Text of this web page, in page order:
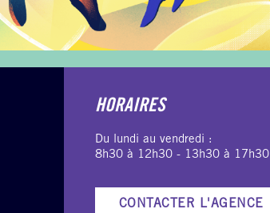
HORAIRES
Du lundi au vendredi :
8h30 à 12h30 - 13h30 à 17h30
CONTACTER L'AGENCE